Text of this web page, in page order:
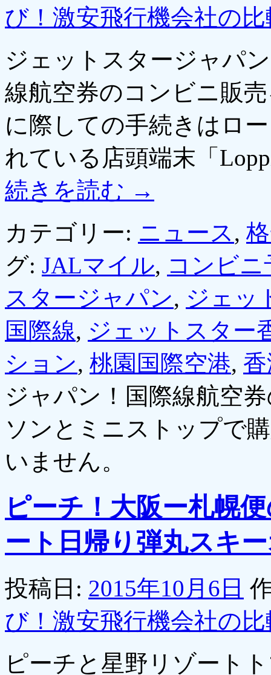
び！激安飛行機会社の
ジェットスタージャパ
線航空券のコンビニ販
に際しての手続きはロ
れている店頭端末「
続きを読む →
カテゴリー: ニュース,
グ: JALマイル, コンビニ
スタージャパン, ジェッ
国際線, ジェットスター
ション, 桃園国際空港,
ジャパン！国際線航空
ソンとミニストップで
いません。
ピーチ！大阪ー札幌
ート日帰り弾丸スキ
投稿日: 2015年10月6日
び！激安飛行機会社の
ピーチと星野リゾート